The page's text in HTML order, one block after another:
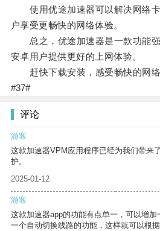
使用优途加速器可以解决网络卡
户享受更畅快的网络体验。
总之，优途加速器是一款功能强
安卓用户提供更好的上网体验。
赶快下载安装，感受畅快的网络
#37#
评论
游客
这款加速器VPM应用程序已经为我们带来
护。
2025-01-12
游客
这款加速器app的功能有点单一，可以增
一个自动切换线路的功能，这样就可以根